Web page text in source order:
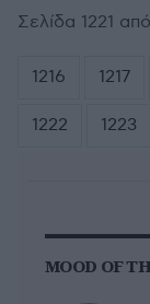
Σελίδα 1221
1216 1217
1222 1223
MOOD OF